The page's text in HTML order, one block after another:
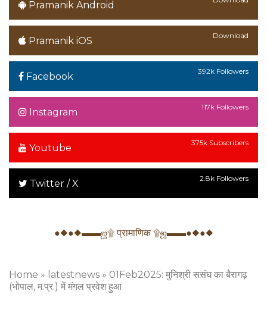
Pramanik Android
Pramanik iOS Download
Facebook 392k Followers
Instagram 117k Followers
Youtube 375k Subscribers
Twitter / X 2.8k Followers
●◆●◆▬▬ஜ۩ प्रामाणिक ۩ஜ▬▬●◆●◆
Home » latestnews » 01Feb2025: मुनिश्री ससंघ का बैरागढ़
(भोपाल, म.प्र.) में मंगल प्रवेश हुआ